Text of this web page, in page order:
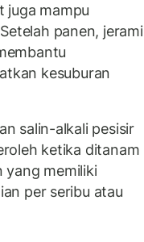
juga mampu
panen, jerami
kesuburan
salin-alkali pesisir
ketika ditanam
yang memiliki
per seribu atau